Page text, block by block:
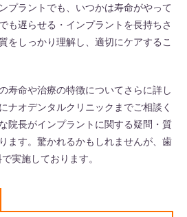
プラントでも、いつかは寿命がやって
も遅らせる・インプラントを長持ちさ
をしっかり理解し、適切にケアするこ
寿命や治療の特徴についてさらに詳し
ナオデンタルクリニックまでご相談く
院長がインプラントに関する疑問・質
ます。驚かれるかもしれませんが、歯
実施しております。